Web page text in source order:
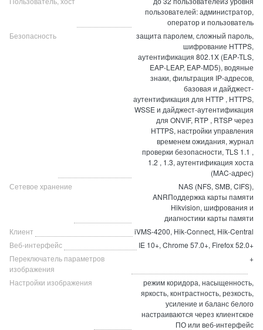
пользователей: администратор,
оператор и пользователь
Безопасность
защита паролем, сложный пароль,
шифрование HTTPS,
аутентификация 802.1X (EAP-TLS,
EAP-LEAP, EAP-MD5), водяные
знаки, фильтрация IP-адресов,
базовая и дайджест-
аутентификация для HTTP , HTTPS,
WSSE и дайджест-аутентификация
для ONVIF, RTP , RTSP через
HTTPS, настройки управления
временем ожидания, журнал
проверки безопасности, TLS 1.1 ,
1.2 , 1.3, аутентификация хоста
(MAC-адрес)
Сетевое хранение
NAS (NFS, SMB, CIFS),
ANRПоддержка карты памяти
Hikvision, шифрования и
диагностики карты памяти
Клиент
iVMS-4200, Hik-Connect, Hik-Central
Веб-интерфейс
IE 10+, Chrome 57.0+, Firefox 52.0+
Переключатель параметров
изображения
+
Настройки изображения
режим коридора, насыщенность,
яркость, контрастность, резкость,
усиление и баланс белого
настраиваются через клиентское
ПО или веб-интерфейс